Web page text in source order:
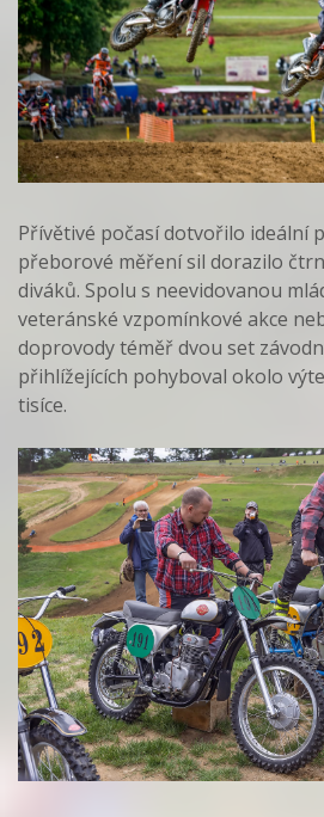
Přívětivé počasí dotvořilo ideální
přeborové měření sil dorazilo
diváků. Spolu s neevidovanou
veteránské vzpomínkové akce
doprovody téměř dvou set
přihlížejících pohyboval okolo
tisíce.